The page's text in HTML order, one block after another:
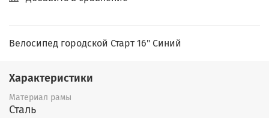
Велосипед городской Старт 16" Синий
Характеристики
Материал рамы
Сталь